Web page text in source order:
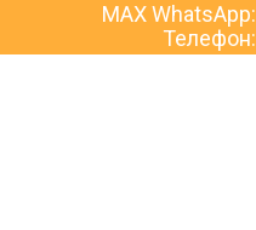
MAX WhatsApp:
Телефон: